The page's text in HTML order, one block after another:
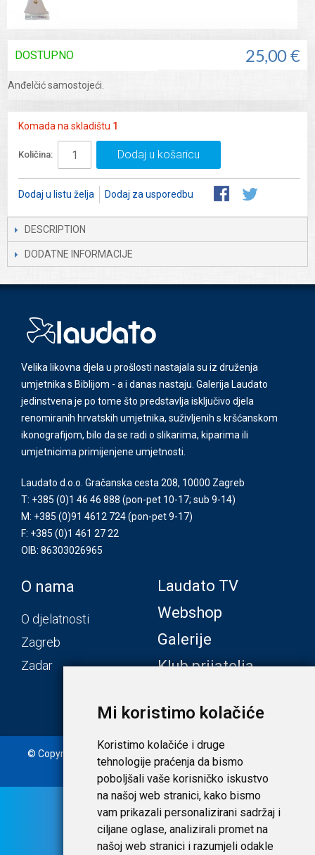
Mi koristimo kolačiće
Koristimo kolačiće i druge
tehnologije praćenja da bismo
poboljšali vaše korisničko iskustvo
na našoj web stranici, kako bismo
vam prikazali personalizirani sadržaj i
ciljane oglase, analizirali promet na
našoj web stranici i razumjeli odakle
25,00 €
DOSTUPNO
Anđelčić samostojeći.
Komada na skladištu 1
Količina: Dodaj u košaricu
Dodaj u listu želja Dodaj za usporedbu
DESCRIPTION
DODATNE INFORMACIJE
Velika likovna djela u prošlosti nastajala su iz druženja
umjetnika s Biblijom - a i danas nastaju. Galerija Laudato
jedinstvena je po tome što predstavlja isključivo djela
renomiranih hrvatskih umjetnika, suživljenih s kršćanskom
ikonografijom, bilo da se radi o slikarima, kiparima ili
umjetnicima primijenjene umjetnosti.
Laudato d.o.o. Gračanska cesta 208, 10000 Zagreb
T: +385 (0)1 46 46 888 (pon-pet 10-17; sub 9-14)
M: +385 (0)91 4612 724(pon-pet 9-17)
F: +385 (0)1 461 27 22
OIB: 86303026965
O nama
O djelatnosti
Zagreb
Zadar
Laudato TV
Webshop
Galerije
Klub prijatelja
© Copyright 2020. Laudato d.o.o. | Tečaj konverzije: 1 EUR =
7,53450 HRK | Uvjeti i privatnost